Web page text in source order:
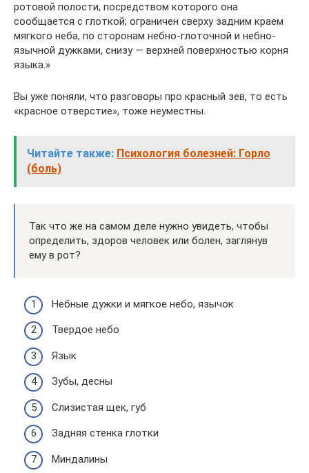
ротовой полости, посредством которого она
сообщается с глоткой; ограничен сверху задним краем
мягкого неба, по сторонам небно-глоточной и небно-
язычной дужками, снизу — верхней поверхностью корня
языка.»
Вы уже поняли, что разговоры про красный зев, то есть
«красное отверстие», тоже неуместны.
Читайте также: Психология болезней: Горло
(боль)
Так что же на самом деле нужно увидеть, чтобы
определить, здоров человек или болен, заглянув
ему в рот?
Небные дужки и мягкое небо, язычок
Твердое небо
Язык
Зубы, десны
Слизистая щек, губ
Задняя стенка глотки
Миндалины